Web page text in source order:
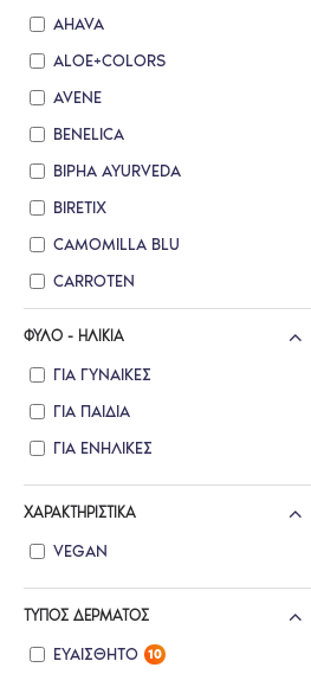
AHAVA
ALOE+COLORS
AVENE
BENELICA
BIPHA AYURVEDA
BIRETIX
CAMOMILLA BLU
CARROTEN
FRESH LINE
HEALTH TRADE
HELENVITA
ΧΑΡΑΚΤΗΡΙΣΤΙΚΆ
VEGAN
ΤΎΠΟΣ ΔΈΡΜΑΤΟΣ
ΕΥΑΊΣΘΗΤΟ 10
ΦΎΛΟ - ΗΛΙΚΊΑ
ΓΙΑ ΓΥΝΑΊΚΕΣ
ΓΙΑ ΠΑΙΔΙΆ
ΓΙΑ ΕΝΉΛΙΚΕΣ